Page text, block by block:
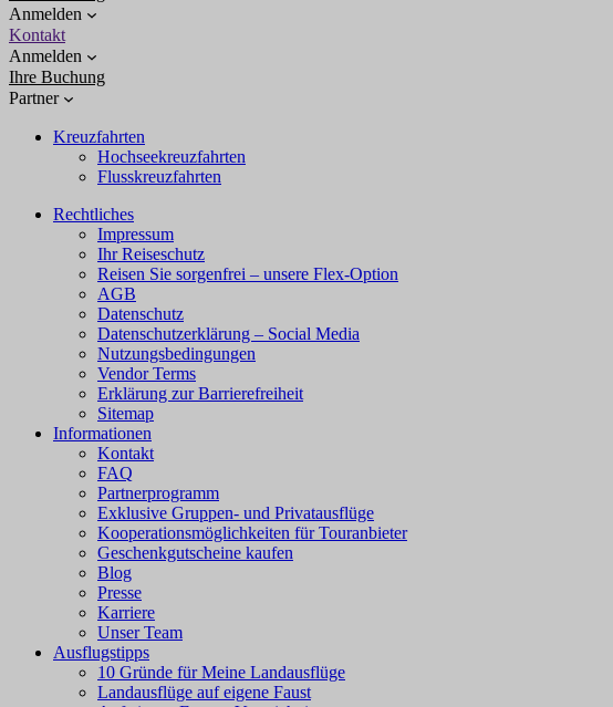
Anmelden
Kontakt
Anmelden
Ihre Buchung
Partner
Kreuzfahrten
Hochseekreuzfahrten
Flusskreuzfahrten
Rechtliches
Impressum
Ihr Reiseschutz
Reisen Sie sorgenfrei – unsere Flex-Option
AGB
Datenschutz
Datenschutzerklärung – Social Media
Nutzungsbedingungen
Vendor Terms
Erklärung zur Barrierefreiheit
Sitemap
Informationen
Kontakt
FAQ
Partnerprogramm
Exklusive Gruppen- und Privatausflüge
Kooperationsmöglichkeiten für Touranbieter
Geschenkgutscheine kaufen
Blog
Presse
Karriere
Unser Team
Ausflugstipps
10 Gründe für Meine Landausflüge
Landausflüge auf eigene Faust